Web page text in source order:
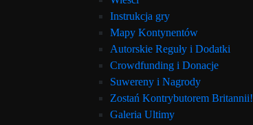
Instrukcja gry
Mapy Kontynentów
Autorskie Reguły i Dodatki
Crowdfunding i Donacje
Suwereny i Nagrody
Zostań Kontrybutorem Britannii!
Galeria Ultimy